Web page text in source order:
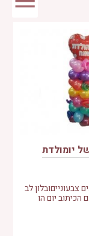
יומולדת
צבעונייםובלון לב
הכיתוב יום הו